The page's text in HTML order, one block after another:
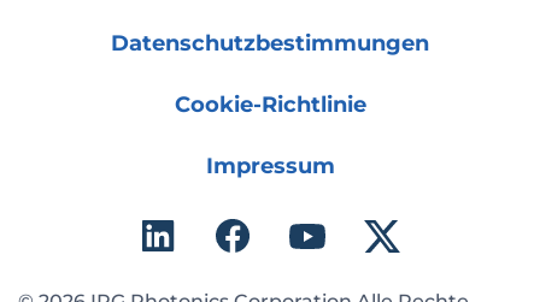
Datenschutzbestimmungen
Cookie-Richtlinie
Impressum